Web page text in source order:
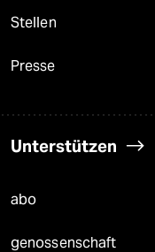
Stellen
Presse
Unterstützen
abo
genossenschaft